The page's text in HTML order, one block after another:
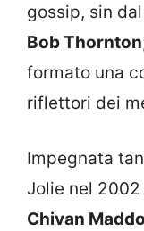
gossip, sin
Bob Thornton
formato una
riflettori dei
Impegnata
Jolie nel
Chivan